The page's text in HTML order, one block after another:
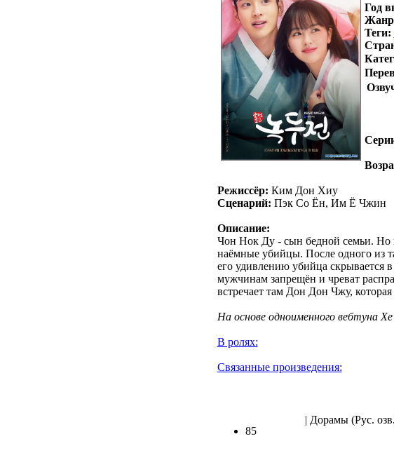
Год
Теги:
Режиссёр: Ким Дон Хиу
Сценарий: Пэк Со Ён, Им Ё Чжин
Описание:
Чон Нок Ду - сын бедной семьи. Но
наёмные убийцы. После одного из
его удивлению убийца скрывается
мужчинам запрещён и чреват
встречает там Дон Дон Чжу,
На основе одноименного вебтуна
В ролях:
Связанные произведения:
85
| Дорамы (Рус.